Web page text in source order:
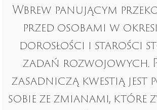
Wbrew panującym
przed osobami w
dorosłości i starości
zadań rozwojowych.
zasadniczą kwestią jest
sobie ze zmianami, które